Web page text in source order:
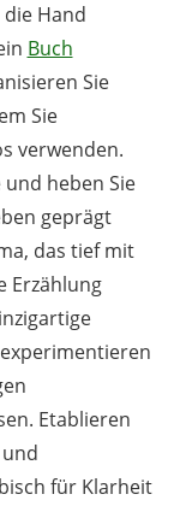
Hand
Buch
Sie
Sie
verwenden.
heben Sie
geprägt
das tief mit
Erzählung
Etablieren
für Klarheit